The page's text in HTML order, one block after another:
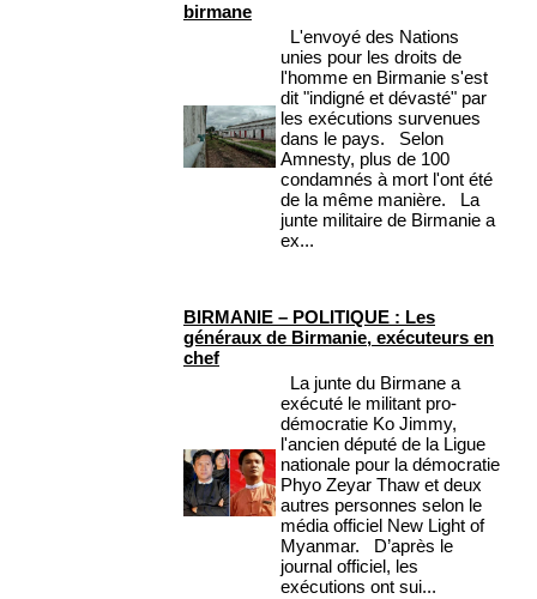
birmane
L'envoyé des Nations
unies pour les droits de
l'homme en Birmanie s'est
dit "indigné et dévasté" par
les exécutions survenues
dans le pays. Selon
Amnesty, plus de 100
condamnés à mort l'ont été
de la même manière. La
junte militaire de Birmanie a
ex...
BIRMANIE – POLITIQUE : Les
généraux de Birmanie, exécuteurs en
chef
La junte du Birmane a
exécuté le militant pro-
démocratie Ko Jimmy,
l'ancien député de la Ligue
nationale pour la démocratie
Phyo Zeyar Thaw et deux
autres personnes selon le
média officiel New Light of
Myanmar. D’après le
journal officiel, les
exécutions ont sui...